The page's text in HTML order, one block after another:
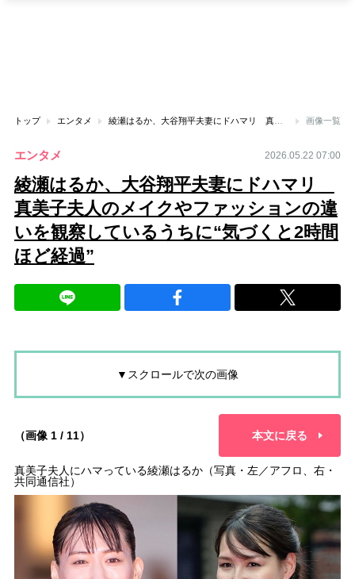
トップ エンタメ 綾瀬はるか、大谷翔平夫妻にドハマリ 真美子夫人のメイクやファッションの違いを観察しているうちに“気づくと2時間ほど経過” 画像一覧
エンタメ 2026.05.22 07:00
綾瀬はるか、大谷翔平夫妻にドハマリ
真美子夫人のメイクやファッションの違
いを観察しているうちに“気づくと2時間
ほど経過”
▼スクロールで次の画像
（画像 1 / 11） 本文に戻る
真美子夫人にハマっている綾瀬はるか（写真・左／アフロ、右・
共同通信社）